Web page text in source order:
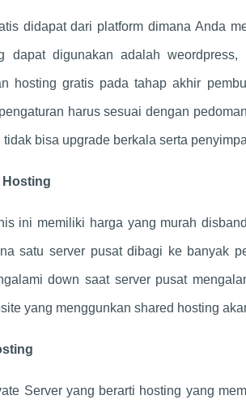
didapat dari platform dimana Anda
dapat digunakan adalah
hosting gratis pada tahap akhir
harus sesuai dengan
bisa upgrade berkala serta
Hosting
ini memiliki harga yang murah
satu server pusat dibagi ke banyak
down saat server pusat
yang menggunkan shared hosting
Server yang berarti hosting yang